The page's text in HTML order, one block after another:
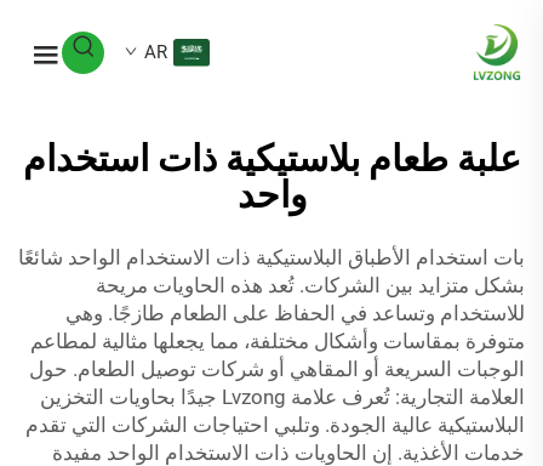
AR
علبة طعام بلاستيكية ذات استخدام
واحد
بات استخدام الأطباق البلاستيكية ذات الاستخدام الواحد شائعًا
بشكل متزايد بين الشركات. تُعد هذه الحاويات مريحة
للاستخدام وتساعد في الحفاظ على الطعام طازجًا. وهي
متوفرة بمقاسات وأشكال مختلفة، مما يجعلها مثالية لمطاعم
الوجبات السريعة أو المقاهي أو شركات توصيل الطعام. حول
العلامة التجارية: تُعرف علامة Lvzong جيدًا بحاويات التخزين
البلاستيكية عالية الجودة. وتلبي احتياجات الشركات التي تقدم
خدمات الأغذية. إن الحاويات ذات الاستخدام الواحد مفيدة